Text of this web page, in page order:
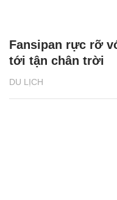
DU LỊCH
Fansipan rực rỡ
tới tận chân trời